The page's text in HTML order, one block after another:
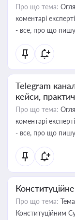
Про що тема:
коментарі
- все, про що
Telegram
кейси,
Про що тема:
коментарі
- все, про що
Про що тема:
Конституційним